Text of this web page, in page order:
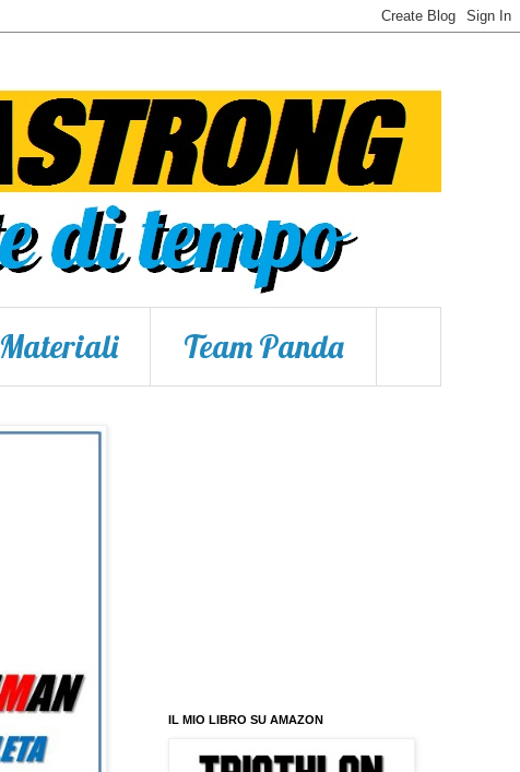
Materiali Team Panda
IL MIO LIBRO SU AMAZON